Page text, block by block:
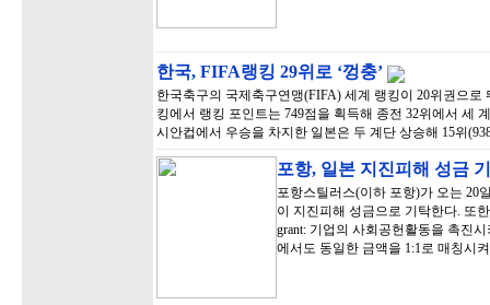
한국, FIFA랭킹 29위로 ‘껑충’
한국축구의 국제축구연맹(FIFA) 세계 랭킹이 20위권으
킹에서 랭킹 포인트는 749점을 획득해 종전 32위에서 세
시안컵에서 우승을 차지한 일본은 두 계단 상승해 15위
포항, 일본 지진피해 성금
포항스틸러스(이하 포항)가 오는 20
이 지진피해 성금으로 기탁한다. 또
grant: 기업의 사회공헌활동을 촉진
에서도 동일한 금액을 1:1로 매칭시